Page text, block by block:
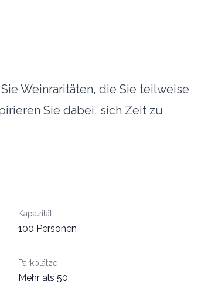
Weinraritäten, die Sie teilweise
Sie dabei, sich Zeit zu
Kapazität
100 Personen
Parkplätze
Mehr als 50